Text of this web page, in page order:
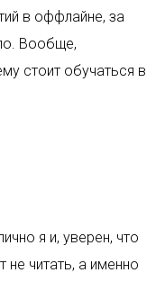
в оффлайне, за
Вообще,
стоит обучаться в
я и, уверен, что
читать, а именно